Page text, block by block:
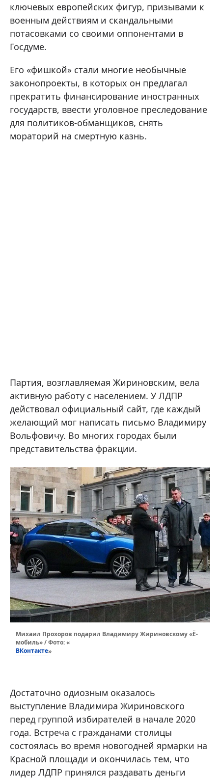
ключевых европейских фигур, призывами к
военным действиям и скандальными
потасовками со своими оппонентами в
Госдуме.
Его «фишкой» стали многие необычные
законопроекты, в которых он предлагал
прекратить финансирование иностранных
государств, ввести уголовное преследование
для политиков-обманщиков, снять
мораторий на смертную казнь.
Партия, возглавляемая Жириновским, вела
активную работу с населением. У ЛДПР
действовал официальный сайт, где каждый
желающий мог написать письмо Владимиру
Вольфовичу. Во многих городах были
представительства фракции.
Михаил Прохоров подарил Владимиру Жириновскому «Ё-
мобиль» / Фото: «
ВКонтакте»
Достаточно одиозным оказалось
выступление Владимира Жириновского
перед группой избирателей в начале 2020
года. Встреча с гражданами столицы
состоялась во время новогодней ярмарки на
Красной площади и окончилась тем, что
лидер ЛДПР принялся раздавать деньги